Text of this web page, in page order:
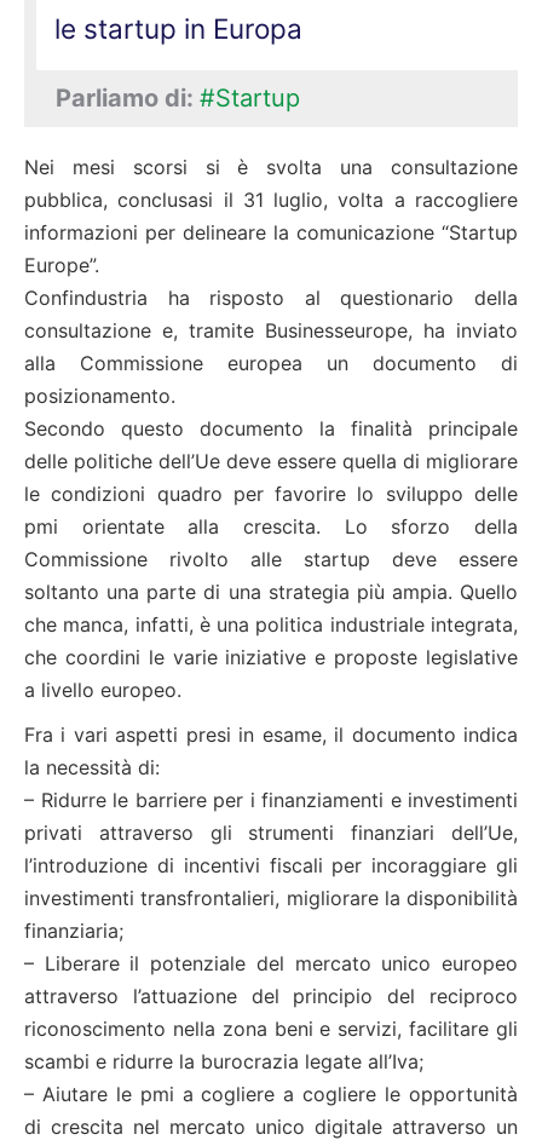
le startup in Europa
Parliamo di: #Startup
Nei mesi scorsi si è svolta una consultazione
pubblica, conclusasi il 31 luglio, volta a raccogliere
informazioni per delineare la comunicazione “Startup
Europe”.
Confindustria ha risposto al questionario della
consultazione e, tramite Businesseurope, ha inviato
alla Commissione europea un documento di
posizionamento.
Secondo questo documento la finalità principale
delle politiche dell’Ue deve essere quella di migliorare
le condizioni quadro per favorire lo sviluppo delle
pmi orientate alla crescita. Lo sforzo della
Commissione rivolto alle startup deve essere
soltanto una parte di una strategia più ampia. Quello
che manca, infatti, è una politica industriale integrata,
che coordini le varie iniziative e proposte legislative
a livello europeo.
Fra i vari aspetti presi in esame, il documento indica
la necessità di:
– Ridurre le barriere per i finanziamenti e investimenti
privati attraverso gli strumenti finanziari dell’Ue,
l’introduzione di incentivi fiscali per incoraggiare gli
investimenti transfrontalieri, migliorare la disponibilità
finanziaria;
– Liberare il potenziale del mercato unico europeo
attraverso l’attuazione del principio del reciproco
riconoscimento nella zona beni e servizi, facilitare gli
scambi e ridurre la burocrazia legate all’Iva;
– Aiutare le pmi a cogliere a cogliere le opportunità
di crescita nel mercato unico digitale attraverso un